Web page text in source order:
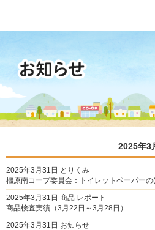
2025年3
2025年3月31日 とりくみ
橿原南コープ委員会：トイレットペーパー
2025年3月31日 商品 レポート
商品検査実績（3月22日～3月28日）
2025年3月31日 お知らせ